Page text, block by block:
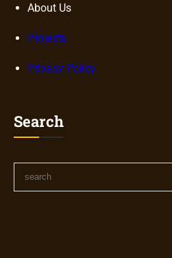
About Us
Projects
Privacy Policy
Search